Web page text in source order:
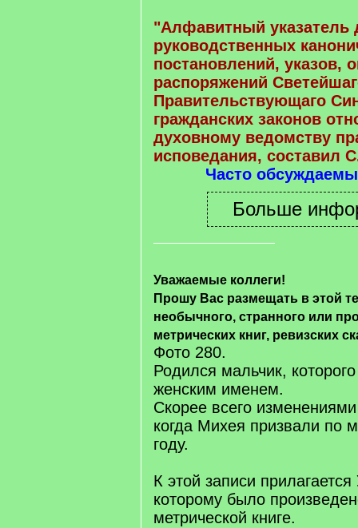
"Алфавитный указатель
руководственных
постановлений, указов,
распоряжений
Правительствующаго
гражданских законов
духовному ведомству
исповедания, составил
Часто
Уважаемые коллеги!
Прошу Вас размещать в этой
необычного, странного или
метрических книг, ревизских
Фото 280.
Родился мальчик,
женским именем.
Скорее всего
когда Михея призвали по
году.
К этой записи прилагается
которому было
метрической книге.